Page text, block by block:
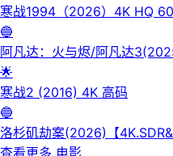
寒战1994（2026）4K HQ
无损HiFi声 国粤双语 内嵌简英
🔵
阿凡达：火与烬/阿凡达
杜比全景声】【内封简繁英双
🌟
寒战2 (2016) 4K 高码
🔵
洛杉矶劫案(2026)【
【内封简繁英】【杜比全景声】
查看更多 电影